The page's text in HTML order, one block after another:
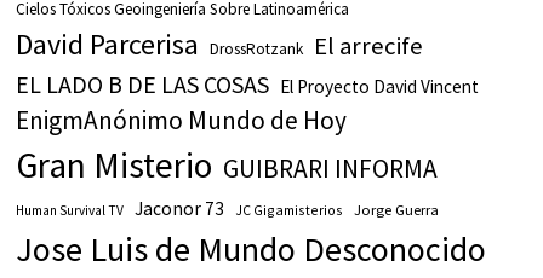
Cielos Tóxicos Geoingeniería Sobre Latinoamérica
David Parcerisa DrossRotzank El arrecife
EL LADO B DE LAS COSAS El Proyecto David Vincent
EnigmAnónimo Mundo de Hoy
Gran Misterio GUIBRARI INFORMA
Human Survival TV Jaconor 73 JC Gigamisterios Jorge Guerra
Jose Luis de Mundo Desconocido